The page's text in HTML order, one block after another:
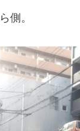
側。